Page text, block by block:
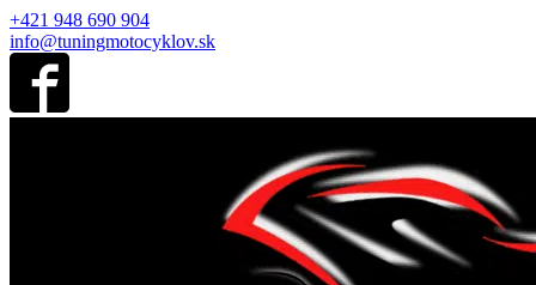
+421 948 690 904
info@tuningmotocyklov.sk